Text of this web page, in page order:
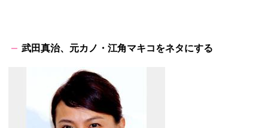
武田真治、元カノ・江角マキコをネタにする